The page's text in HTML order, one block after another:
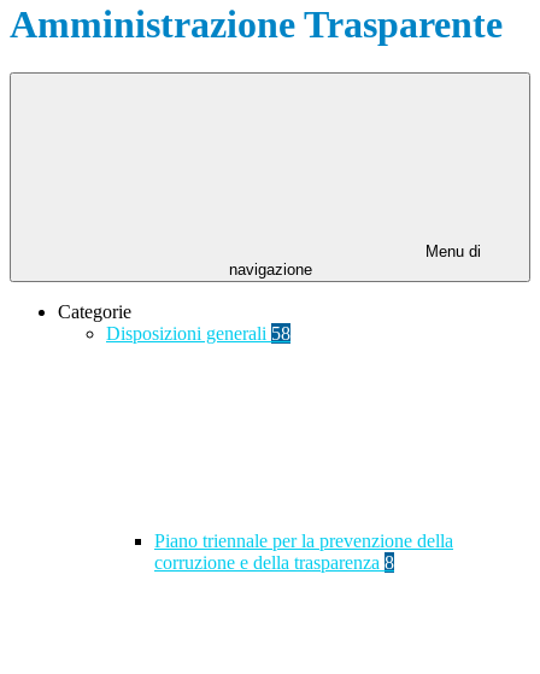
Amministrazione Trasparente
Menu di
navigazione
Categorie
Disposizioni generali 58
Piano triennale per la prevenzione della
corruzione e della trasparenza 8